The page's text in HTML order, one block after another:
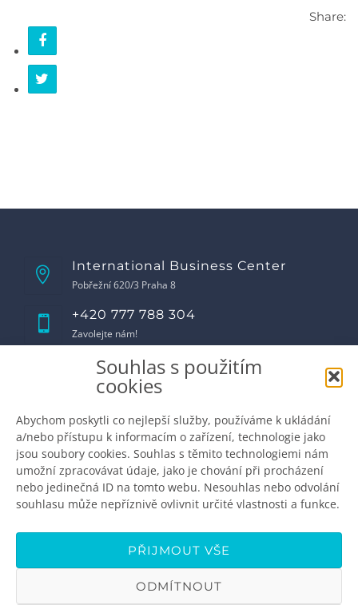
Souhlas s použitím
cookies
Abychom poskytli co nejlepší služby, používáme k ukládání
a/nebo přístupu k informacím o zařízení, technologie jako
jsou soubory cookies. Souhlas s těmito technologiemi nám
umožní zpracovávat údaje, jako je chování při procházení
nebo jedinečná ID na tomto webu. Nesouhlas nebo odvolání
souhlasu může nepříznivě ovlivnit určité vlastnosti a funkce.
PŘIJMOUT VŠE
ODMÍTNOUT
Share:
International Business Center
Pobřežní 620/3 Praha 8
+420 777 788 304
Zavolejte nám!
Otevírací doba
Pondělí8:00 - 17:00
Středa8:00 - 17:00
Čtvrtek 8:00 - 17:00
Pátek8:00 - 16:00
Sobotazavřeno
Neděle
zavřeno
info@premiumdental.cz